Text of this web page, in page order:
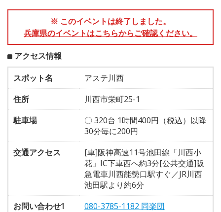
※ このイベントは終了しました。
兵庫県のイベントはこちらからご確認ください。
アクセス情報
スポット名
アステ川西
住所
川西市栄町25-1
駐車場
〇 320台 1時間400円（税込）以降
30分毎に200円
交通アクセス
[車]阪神高速11号池田線「川西小
花」IC下車西へ約3分[公共交通]阪
急電車川西能勢口駅すぐ／JR川西
池田駅より約6分
お問い合わせ1
080-3785-1182 同楽団